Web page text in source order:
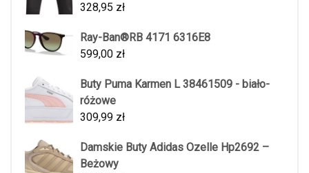
328,95 zł
Ray-Ban®RB 4171 6316E8
599,00 zł
Buty Puma Karmen L 38461509 - biało-
różowe
309,99 zł
Damskie Buty Adidas Ozelle Hp2692 –
Beżowy